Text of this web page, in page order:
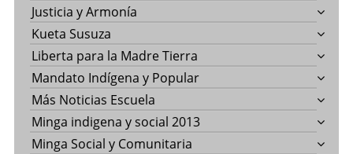
Justicia y Armonía
Kueta Susuza
Liberta para la Madre Tierra
Mandato Indígena y Popular
Más Noticias Escuela
Minga indigena y social 2013
Minga Social y Comunitaria